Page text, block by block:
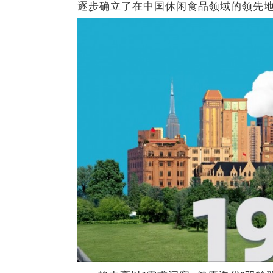
逐步确立了在中国休闲食品领域的领先